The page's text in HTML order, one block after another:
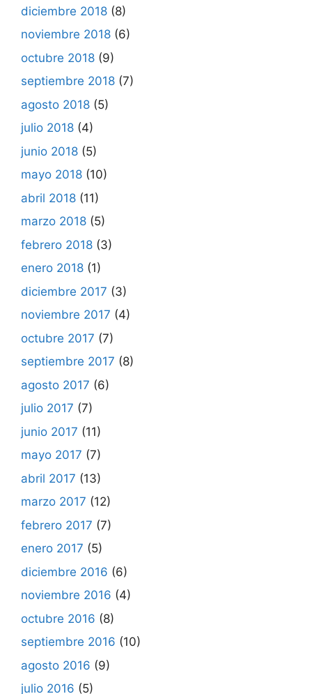
diciembre 2018 (8)
noviembre 2018 (6)
octubre 2018 (9)
septiembre 2018 (7)
agosto 2018 (5)
julio 2018 (4)
junio 2018 (5)
mayo 2018 (10)
abril 2018 (11)
marzo 2018 (5)
febrero 2018 (3)
enero 2018 (1)
diciembre 2017 (3)
noviembre 2017 (4)
octubre 2017 (7)
septiembre 2017 (8)
agosto 2017 (6)
julio 2017 (7)
junio 2017 (11)
mayo 2017 (7)
abril 2017 (13)
marzo 2017 (12)
febrero 2017 (7)
enero 2017 (5)
diciembre 2016 (6)
noviembre 2016 (4)
octubre 2016 (8)
septiembre 2016 (10)
agosto 2016 (9)
julio 2016 (5)